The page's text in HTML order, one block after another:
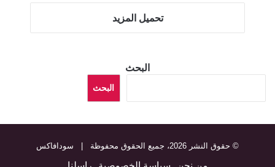
تحميل المزيد
البحث
البحث
© حقوق النشر 2026، جميع الحقوق محفوظة | سودافاكس